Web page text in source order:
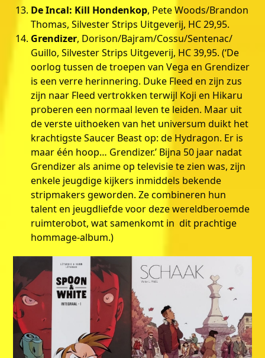
De Incal: Kill Hondenkop, Pete Woods/Brandon
Thomas, Silvester Strips Uitgeverij, HC 29,95.
Grendizer, Dorison/Bajram/Cossu/Sentenac/
Guillo, Silvester Strips Uitgeverij, HC 39,95. (‘De
oorlog tussen de troepen van Vega en Grendizer
is een verre herinnering. Duke Fleed en zijn zus
zijn naar Fleed vertrokken terwijl Koji en Hikaru
proberen een normaal leven te leiden. Maar uit
de verste uithoeken van het universum duikt het
krachtigste Saucer Beast op: de Hydragon. Er is
maar één hoop… Grendizer.’ Bijna 50 jaar nadat
Grendizer als anime op televisie te zien was, zijn
enkele jeugdige kijkers inmiddels bekende
stripmakers geworden. Ze combineren hun
talent en jeugdliefde voor deze wereldberoemde
ruimterobot, wat samenkomt in dit prachtige
hommage-album.)